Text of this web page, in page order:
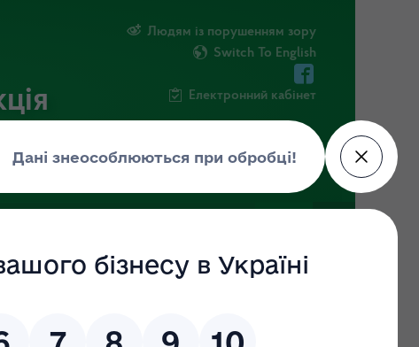
Людям із порушенням зору
Switch To English
Електронний кабінет